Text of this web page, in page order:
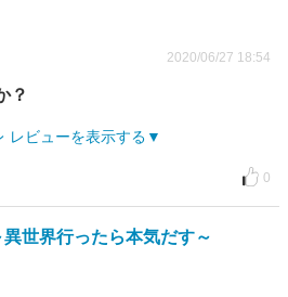
2020/06/27 18:54
？
レビューを表示する
0
世界行ったら本気だす～